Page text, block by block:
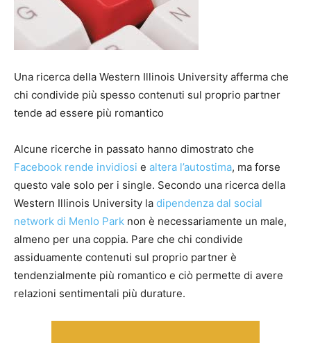
Una ricerca della Western Illinois University afferma che
chi condivide più spesso contenuti sul proprio partner
tende ad essere più romantico
Alcune ricerche in passato hanno dimostrato che
Facebook rende invidiosi e altera l’autostima, ma forse
questo vale solo per i single. Secondo una ricerca della
Western Illinois University la dipendenza dal social
network di Menlo Park non è necessariamente un male,
almeno per una coppia. Pare che chi condivide
assiduamente contenuti sul proprio partner è
tendenzialmente più romantico e ciò permette di avere
relazioni sentimentali più durature.